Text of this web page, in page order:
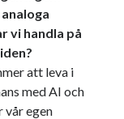
vi handla på
att leva i
med AI och
vår egen